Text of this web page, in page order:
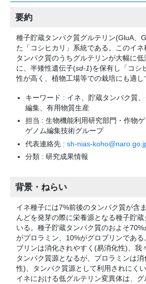
要約
種子貯蔵タンパク質グルテリン(GluA、
た「コシヒカリ」系統である。このイ
タンパク質のうちグルテリンが大幅に
に、半矮性遺伝子(sd-1)を保有し「コシ
性が高く、植物工場等での栽培にも適し
キーワード : イネ、貯蔵タンパク質
編集、有用物質生産
担当 : 生物機能利用研究部門・作物ゲ
ゲノム編集技術グループ
代表連絡先 : sh-nias-
分類 : 研究成果情報
背景・ねらい
イネ種子には7%前後のタンパク質が含
んどを発芽の際に栄養源となる種子貯
いる。種子貯蔵タンパク質のおよそ
がプロラミン、10%がグロブリンであ
ブリンは消化されやすく(易消化性)、我
タンパク質源となるが、プロラミンは
性)、タンパク質源として利用されにくい
イネにおける低グルテリン変異体は、